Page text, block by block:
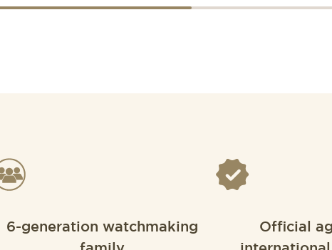
6-generation watchmaking
Official